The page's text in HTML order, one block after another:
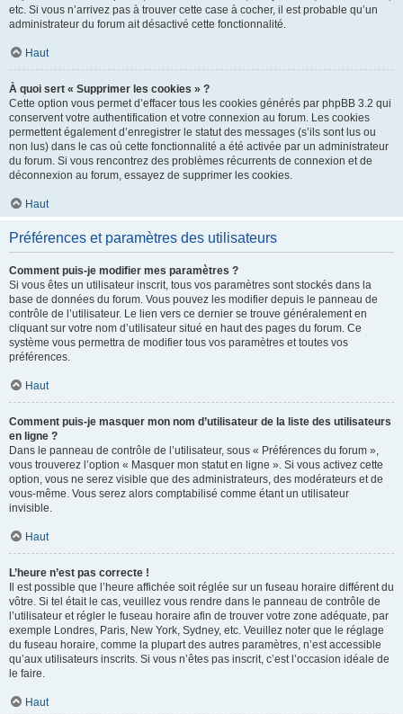
etc. Si vous n’arrivez pas à trouver cette case à cocher, il est probable qu’un
administrateur du forum ait désactivé cette fonctionnalité.
Haut
À quoi sert « Supprimer les cookies » ?
Cette option vous permet d’effacer tous les cookies générés par phpBB 3.2 qui
conservent votre authentification et votre connexion au forum. Les cookies
permettent également d’enregistrer le statut des messages (s’ils sont lus ou
non lus) dans le cas où cette fonctionnalité a été activée par un administrateur
du forum. Si vous rencontrez des problèmes récurrents de connexion et de
déconnexion au forum, essayez de supprimer les cookies.
Haut
Préférences et paramètres des utilisateurs
Comment puis-je modifier mes paramètres ?
Si vous êtes un utilisateur inscrit, tous vos paramètres sont stockés dans la
base de données du forum. Vous pouvez les modifier depuis le panneau de
contrôle de l’utilisateur. Le lien vers ce dernier se trouve généralement en
cliquant sur votre nom d’utilisateur situé en haut des pages du forum. Ce
système vous permettra de modifier tous vos paramètres et toutes vos
préférences.
Haut
Comment puis-je masquer mon nom d’utilisateur de la liste des utilisateurs
en ligne ?
Dans le panneau de contrôle de l’utilisateur, sous « Préférences du forum »,
vous trouverez l’option « Masquer mon statut en ligne ». Si vous activez cette
option, vous ne serez visible que des administrateurs, des modérateurs et de
vous-même. Vous serez alors comptabilisé comme étant un utilisateur
invisible.
Haut
L’heure n’est pas correcte !
Il est possible que l’heure affichée soit réglée sur un fuseau horaire différent du
vôtre. Si tel était le cas, veuillez vous rendre dans le panneau de contrôle de
l’utilisateur et régler le fuseau horaire afin de trouver votre zone adéquate, par
exemple Londres, Paris, New York, Sydney, etc. Veuillez noter que le réglage
du fuseau horaire, comme la plupart des autres paramètres, n’est accessible
qu’aux utilisateurs inscrits. Si vous n’êtes pas inscrit, c’est l’occasion idéale de
le faire.
Haut